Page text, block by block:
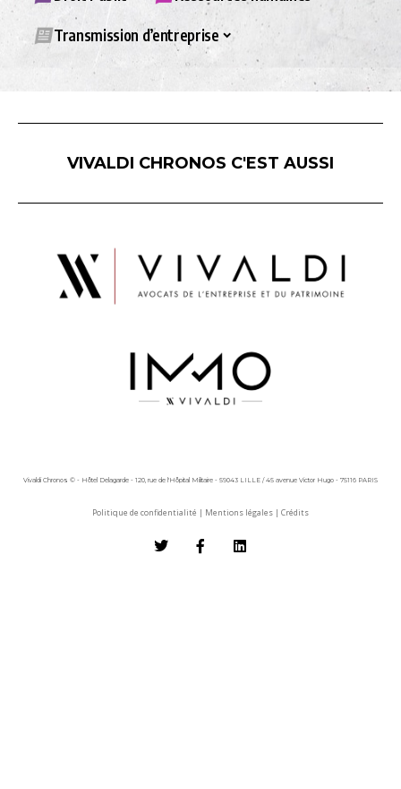
Transmission d’entreprise
VIVALDI CHRONOS C'EST AUSSI
Vivaldi Chronos © - Hôtel Delagarde - 120, rue de l'Hôpital Militaire - 59043 LILLE / 45 avenue Victor Hugo - 75116 PARIS
Politique de confidentialité | Mentions légales | Crédits